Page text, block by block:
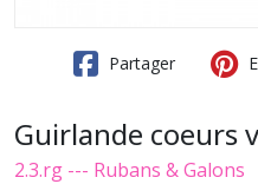
Partager
Guirlande coeurs
2.3.rg --- Rubans & Galons